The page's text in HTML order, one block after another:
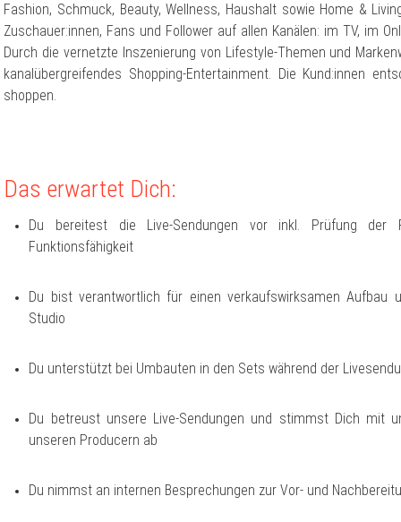
Fashion, Schmuck, Beauty, Wellness, Haushalt sowie Home &
Zuschauer:innen, Fans und Follower auf allen Kanälen: im TV, im
Durch die vernetzte Inszenierung von Lifestyle-Themen und
kanalübergreifendes Shopping-Entertainment. Die Kund:innen
shoppen.
Das erwartet Dich:
Du bereitest die Live-Sendungen vor inkl. Prüfung der
Funktionsfähigkeit
Du bist verantwortlich für einen verkaufswirksamen Aufbau
Studio
Du unterstützt bei Umbauten in den Sets während der
Du betreust unsere Live-Sendungen und stimmst Dich mit
unseren Producern ab
Du nimmst an internen Besprechungen zur Vor- und